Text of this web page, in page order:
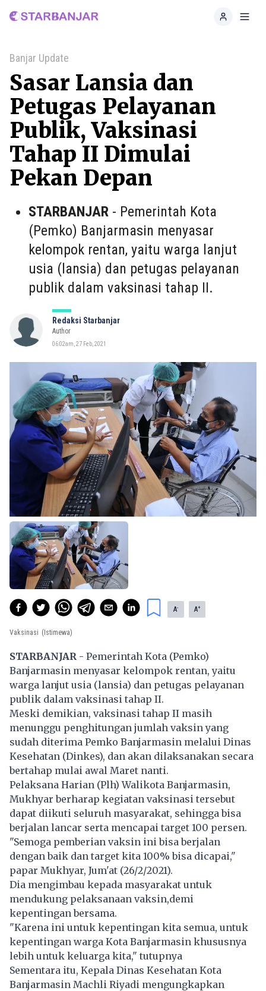
Home
Banjar Update
Sasar Lansia dan
Petugas Pelayanan
Publik, Vaksinasi
Tahap II Dimulai
Pekan Depan
STARBANJAR - Pemerintah Kota
(Pemko) Banjarmasin menyasar
kelompok rentan, yaitu warga lanjut
usia (lansia) dan petugas pelayanan
publik dalam vaksinasi tahap II.
Redaksi Starbanjar
Author
06:02am, 27 Feb, 2021
A- A+
Vaksinasi (Istimewa)
STARBANJAR - Pemerintah Kota (Pemko)
Banjarmasin menyasar kelompok rentan, yaitu
warga lanjut usia (lansia) dan petugas pelayanan
publik dalam vaksinasi tahap II.
Meski demikian, vaksinasi tahap II masih
menunggu penghitungan jumlah vaksin yang
sudah diterima Pemko Banjarmasin melalui Dinas
Kesehatan (Dinkes), dan akan dilaksanakan secara
bertahap mulai awal Maret nanti.
Pelaksana Harian (Plh) Walikota Banjarmasin,
Mukhyar berharap kegiatan vaksinasi tersebut
dapat diikuti seluruh masyarakat, sehingga bisa
berjalan lancar serta mencapai target 100 persen.
"Semoga pemberian vaksin ini bisa berjalan
dengan baik dan target kita 100% bisa dicapai,"
papar Mukhyar, Jum'at (26/2/2021).
Dia mengimbau kepada masyarakat untuk
mendukung pelaksanaan vaksin,demi
kepentingan bersama.
"Karena ini untuk kepentingan kita semua, untuk
kepentingan warga Kota Banjarmasin khususnya
lebih untuk keluarga kita," tutupnya
Sementara itu, Kepala Dinas Kesehatan Kota
Banjarmasin Machli Riyadi mengungkapkan